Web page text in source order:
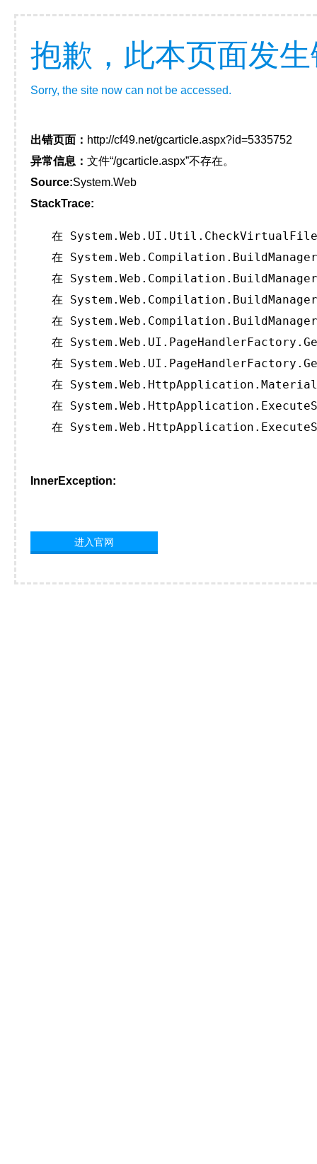
抱歉，此本页面发
Sorry, the site now can not be accessed.
出错页面： http://cf49.net/gcarticle.aspx?id=5335752
异常信息： 文件“/gcarticle.aspx”不存在。
Source:System.Web
StackTrace:
在
在
在
在
在
在
在
在
在
在
InnerException:
进入官网